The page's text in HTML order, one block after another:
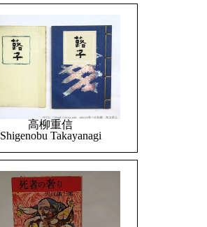
高柳重信
Shigenobu Takayanagi